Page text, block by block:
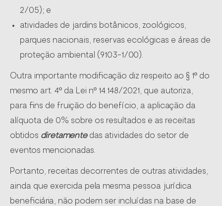
2/05); e
atividades de jardins botânicos, zoológicos,
parques nacionais, reservas ecológicas e áreas de
proteção ambiental (9103-1/00).
Outra importante modificação diz respeito ao § 1º do
mesmo art. 4º da Lei nº 14.148/2021, que autoriza,
para fins de fruição do benefício, a aplicação da
alíquota de 0% sobre os resultados e as receitas
obtidos diretamentedas atividades do setor de
eventos mencionadas.
Portanto, receitas decorrentes de outras atividades,
ainda que exercida pela mesma pessoa jurídica
beneficiária, não podem ser incluídas na base de